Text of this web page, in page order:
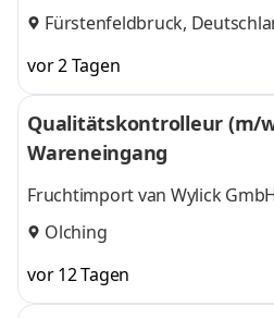
Fürstenfeldbruck,
vor 2 Tagen
Qualitätskontrolleur (m/
Wareneingang
Fruchtimport van Wylick
Olching
vor 12 Tagen